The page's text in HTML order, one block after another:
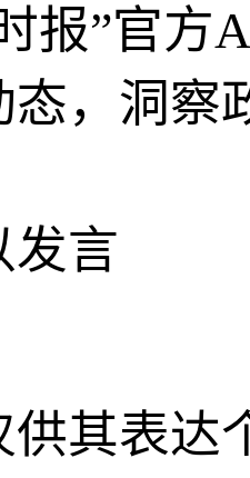
报”官方
态，洞察
发言
供其表达